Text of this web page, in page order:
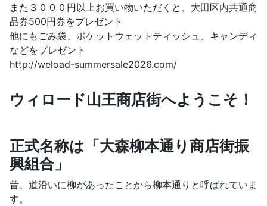
また３０００円以上お買い物いただくと、大田区内共通商
品券500円券をプレゼント
他にもごみ袋、ポケットウェットティッシュ、キャンディ
などをプレゼント
http://weload-summersale2026.com/
ウィロード山王商店街へようこそ！
正式名称は「大森柳本通り商店街振
興組合」
昔、道沿いに柳があったことから柳本通りと呼ばれていま
す。